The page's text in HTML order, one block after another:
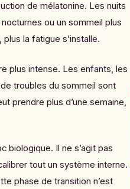
de mélatonine. Les nuits
ou un sommeil plus
la fatigue s’installe.
plus intense. Les enfants, les
troubles du sommeil sont
prendre plus d’une semaine,
biologique. Il ne s’agit pas
tout un système interne.
phase de transition n’est